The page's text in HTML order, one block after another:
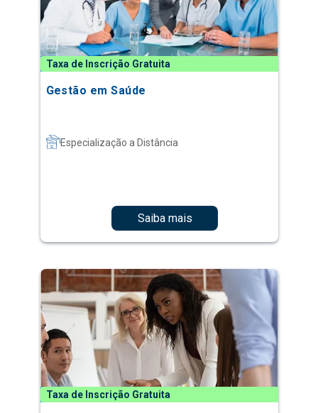
Taxa de Inscrição Gratuita
Gestão em Saúde
Especialização a Distância
Saiba mais
Taxa de Inscrição Gratuita